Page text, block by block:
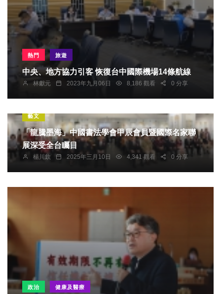
熱門 旅遊
中央、地方協力引客 恢復台中國際機場14條航線
林獻元 2023年九月06日 8,186 觀看 0 分享
藝文
「龍騰墨海」中國書法學會甲辰會員暨國際名家聯
展深受全台矚目
楊川欽 2025年三月10日 4,341 觀看 0 分享
政治 健康及醫療